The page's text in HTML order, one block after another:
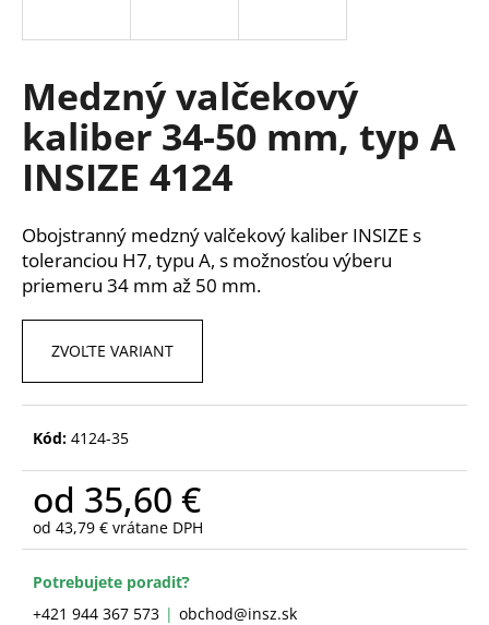
Medzný valčekový
kaliber 34-50 mm, typ A
INSIZE 4124
Obojstranný medzný valčekový kaliber INSIZE s
toleranciou H7, typu A, s možnosťou výberu
priemeru 34 mm až 50 mm.
ZVOĽTE VARIANT
Kód: 4124-35
od 35,60 €
od 43,79 € vrátane DPH
Jednotková
Potrebujete poradiť?
+421 944 367 573
obchod@insz.sk
s
ť
?
HĽADAŤ
ú
m